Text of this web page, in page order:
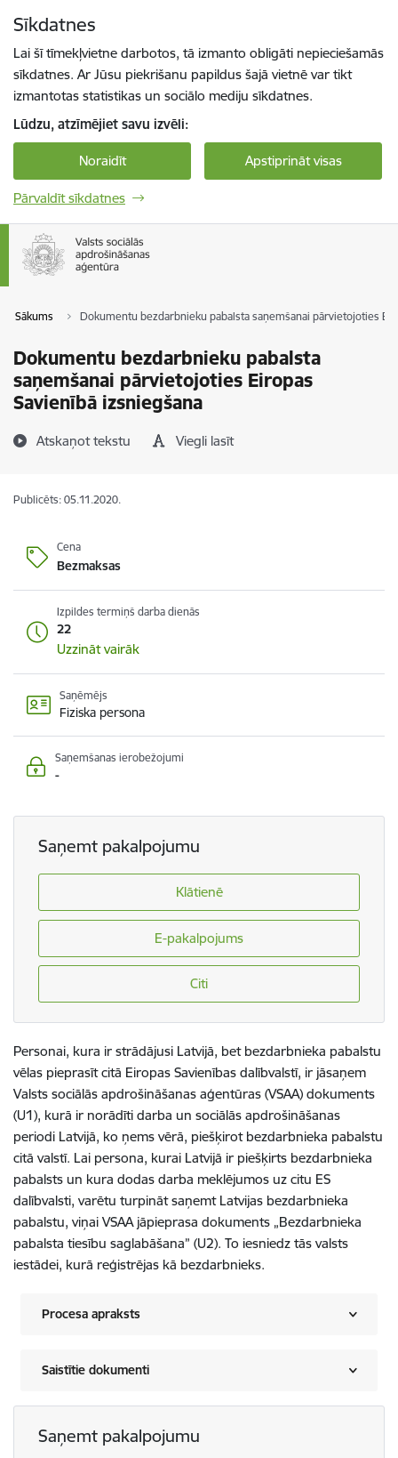
Sīkdatnes
Lai šī tīmekļvietne darbotos, tā izmanto obligāti nepieciešamās
sīkdatnes. Ar Jūsu piekrišanu papildus šajā vietnē var tikt
izmantotas statistikas un sociālo mediju sīkdatnes.
Lūdzu, atzīmējiet savu izvēli:
Noraidīt Apstiprināt visas
Pārvaldīt sīkdatnes
Sākums Dokumentu bezdarbnieku pabalsta saņemšanai pārvietojoties
Dokumentu bezdarbnieku pabalsta
saņemšanai pārvietojoties Eiropas
Savienībā izsniegšana
Atskaņot tekstu Viegli lasīt
Publicēts: 05.11.2020.
Cena
Bezmaksas
Izpildes termiņš darba dienās
22
Uzzināt vairāk
Saņēmējs
Fiziska persona
Saņemšanas ierobežojumi
-
Saņemt pakalpojumu
Klātienē
E-pakalpojums
Citi
Personai, kura ir strādājusi Latvijā, bet bezdarbnieka pabalstu
vēlas pieprasīt citā Eiropas Savienības dalībvalstī, ir jāsaņem
Valsts sociālās apdrošināšanas aģentūras (VSAA) dokuments
(U1), kurā ir norādīti darba un sociālās apdrošināšanas
periodi Latvijā, ko ņems vērā, piešķirot bezdarbnieka pabalstu
citā valstī. Lai persona, kurai Latvijā ir piešķirts bezdarbnieka
pabalsts un kura dodas darba meklējumos uz citu ES
dalībvalsti, varētu turpināt saņemt Latvijas bezdarbnieka
pabalstu, viņai VSAA jāpieprasa dokuments „Bezdarbnieka
pabalsta tiesību saglabāšana” (U2). To iesniedz tās valsts
iestādei, kurā reģistrējas kā bezdarbnieks.
Procesa apraksts
Saistītie dokumenti
Saņemt pakalpojumu